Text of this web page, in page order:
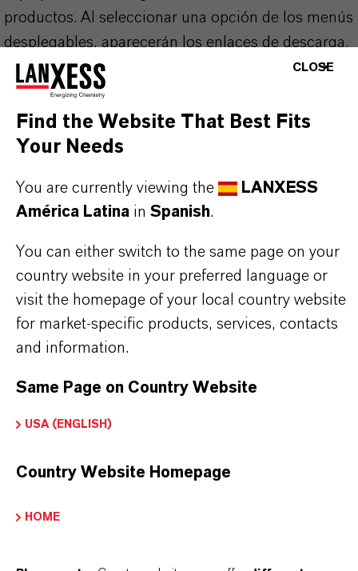
productos. Al seleccionar una opción de los menús
desplegables, aparecerán los enlaces de descarga.
Ficha técnica
SELECCIONA UN ÁREA JURÍDICA
SELECCIONA EL IDIOMA
CLOSE
Find the Website That Best Fits
Your Needs
You are currently viewing the
LANXESS
América Latina in Spanish.
You can either switch to the same page on your
country website in your preferred language or
visit the homepage of your local country website
for market-specific products, services, contacts
and information.
Same Page on Country Website
USA (ENGLISH)
Country Website Homepage
HOME